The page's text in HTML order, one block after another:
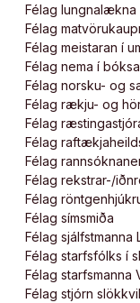
Félag lungnalækna
Félag
Félag meistaran í
Félag nema í
Félag norsku- og
Félag rækju- og
Félag
Félag
Félag
Félag rekstrar-/
Félag
Félag símsmiða
Félag sjálfstmanna
Félag starfsfólks í
Félag starfsmanna
Félag stjórn